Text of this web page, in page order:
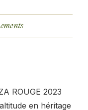
ROUGE 2023
en héritage